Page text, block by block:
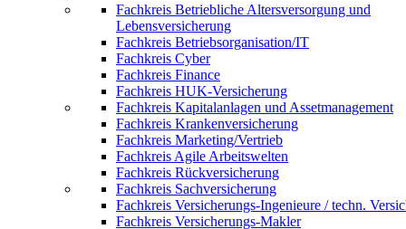
Fachkreis Betriebliche Altersversorgung und
Lebensversicherung
Fachkreis Betriebsorganisation/IT
Fachkreis Cyber
Fachkreis Finance
Fachkreis HUK-Versicherung
Fachkreis Kapitalanlagen und Assetmanagement
Fachkreis Krankenversicherung
Fachkreis Marketing/Vertrieb
Fachkreis Agile Arbeitswelten
Fachkreis Rückversicherung
Fachkreis Sachversicherung
Fachkreis Versicherungs-Ingenieure / techn.
Fachkreis Versicherungs-Makler